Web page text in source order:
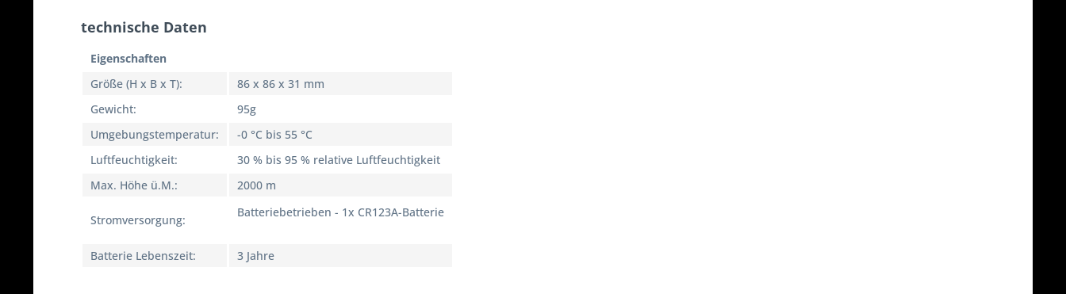
technische Daten
Eigenschaften
Größe (H x B x T):
86 x 86 x 31 mm
Gewicht:
95g
Umgebungstemperatur:
-0 °C bis 55 °C
Luftfeuchtigkeit:
30 % bis 95 % relative Luftfeuchtigkeit
Max. Höhe ü.M.:
2000 m
Stromversorgung:
Batteriebetrieben - 1x CR123A-Batterie
Batterie Lebenszeit: 3 Jahre